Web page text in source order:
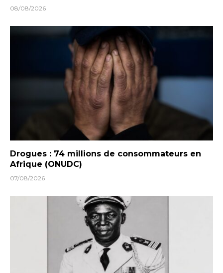
08/08/2026
Drogues : 74 millions de consommateurs en
Afrique (ONUDC)
07/08/2026